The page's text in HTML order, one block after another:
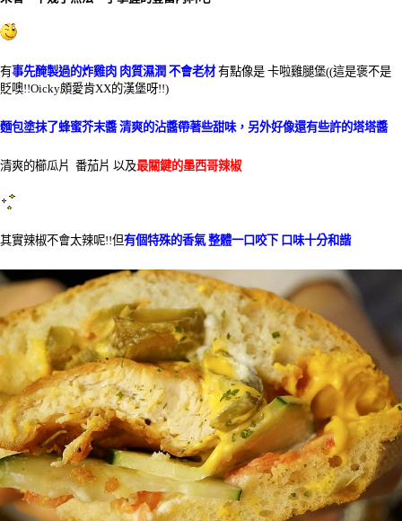
有事先醃製過的炸雞肉 肉質濕潤 不會老材有點像是 卡啦雞腿堡((這是褒不是
貶噢!!Oicky頗愛肯XX的漢堡呀!!)
麵包塗抹了蜂蜜芥末醬 清爽的沾醬帶著些甜味，另外好像還有些許的塔塔醬
清爽的櫛瓜片 番茄片 以及最關鍵的墨西哥辣椒
其實辣椒不會太辣呢!!但有個特殊的香氣 整體一口咬下 口味十分和諧